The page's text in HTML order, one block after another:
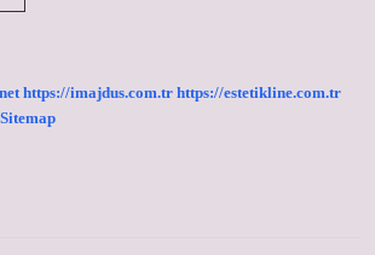
https://imajdus.com.tr https://estetikline.com.tr
Sitemap